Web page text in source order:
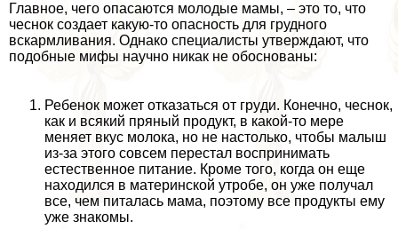
Главное, чего опасаются молодые мамы, – это то, что
чеснок создает какую-то опасность для грудного
вскармливания. Однако специалисты утверждают, что
подобные мифы научно никак не обоснованы:
Ребенок может отказаться от гpyди. Конечно, чеснок,
как и всякий пряный продукт, в какой-то мере
меняет вкус молока, но не настолько, чтобы малыш
из-за этого совсем перестал воспринимать
естественное питание. Кроме того, когда он еще
находился в материнской утробе, он уже получал
все, чем питалась мама, поэтому все продукты ему
уже знакомы.